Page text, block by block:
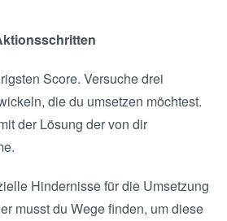
Score. Versuche drei
die du umsetzen möchtest.
der Lösung der von dir
Hindernisse für die Umsetzung
musst du Wege finden, um diese